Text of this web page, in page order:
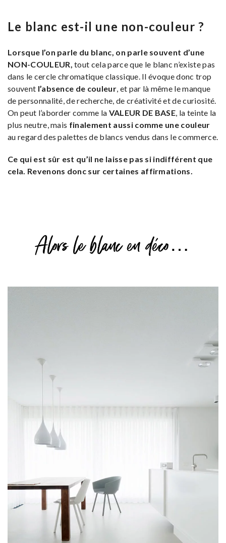
Le blanc est-il une non-couleur ?
Lorsque l’on parle du blanc, on parle souvent d’une
NON-COULEUR, tout cela parce que le blanc n’existe pas
dans le cercle chromatique classique. Il évoque donc trop
souvent l’absence de couleur, et par là même le manque
de personnalité, de recherche, de créativité et de curiosité.
On peut l’aborder comme la VALEUR DE BASE , la teinte la
plus neutre, mais finalement aussi comme une couleur
au regard des palettes de blancs vendus dans le commerce.
Ce qui est sûr est qu’il ne laisse pas si indifférent que
cela. Revenons donc sur certaines affirmations.
Alors le blanc en déco…